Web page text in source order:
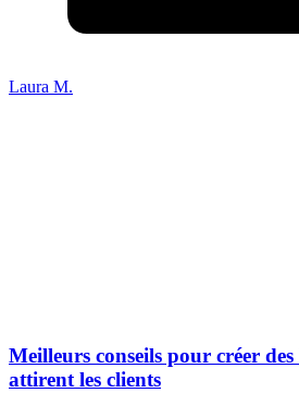
Laura M.
Meilleurs conseils pour créer
attirent les clients